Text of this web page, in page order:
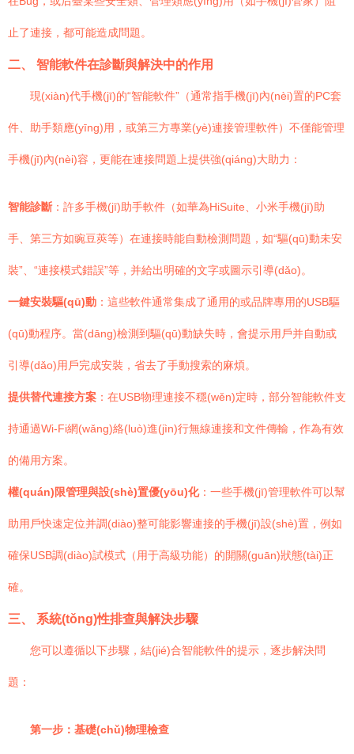
止了連接，都可能造成問題。
二、 智能軟件在診斷與解決中的作用
現(xiàn)代手機(jī)的“智能軟件”（通常指手機(jī)內(nèi)置的PC套
件、助手類應(yīng)用，或第三方專業(yè)連接管理軟件）不僅能管理
手機(jī)內(nèi)容，更能在連接問題上提供強(qiáng)大助力：
智能診斷：許多手機(jī)助手軟件（如華為HiSuite、小米手機(jī)助
手、第三方如豌豆莢等）在連接時能自動檢測問題，如“驅(qū)動未安
裝”、“連接模式錯誤”等，并給出明確的文字或圖示引導(dǎo)。
一鍵安裝驅(qū)動 ：這些軟件通常集成了通用的或品牌專用的USB驅
(qū)動程序。當(dāng)檢測到驅(qū)動缺失時，會提示用戶并自動或
引導(dǎo)用戶完成安裝，省去了手動搜索的麻煩。
提供替代連接方案 ：在USB物理連接不穩(wěn)定時，部分智能軟件支
持通過Wi-Fi網(wǎng)絡(luò)進(jìn)行無線連接和文件傳輸，作為有效
的備用方案。
權(quán)限管理與設(shè)置優(yōu)化：一些手機(jī)管理軟件可以幫
助用戶快速定位并調(diào)整可能影響連接的手機(jī)設(shè)置，例如
確保USB調(diào)試模式（用于高級功能）的開關(guān)狀態(tài)正
確。
三、 系統(tǒng)性排查與解決步驟
您可以遵循以下步驟，結(jié)合智能軟件的提示，逐步解決問
題：
第一步：基礎(chǔ)物理檢查